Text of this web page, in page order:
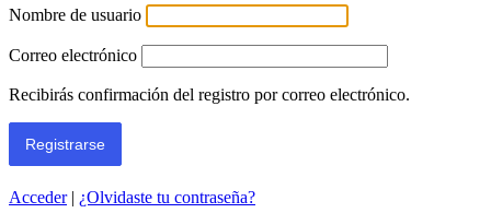
Nombre de usuario
Correo electrónico
Recibirás confirmación del registro por correo electrónico.
Acceder| ¿Olvidaste tu contraseña?